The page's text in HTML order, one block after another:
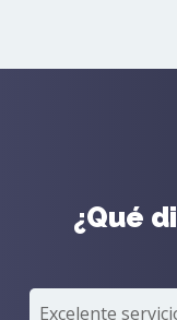
¿Qué
Excelente